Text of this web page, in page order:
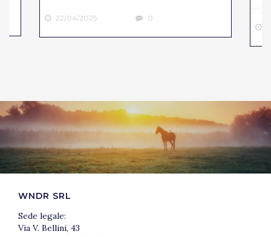
22/04/2025 0
WNDR SRL
Sede legale:
Via V. Bellini, 43